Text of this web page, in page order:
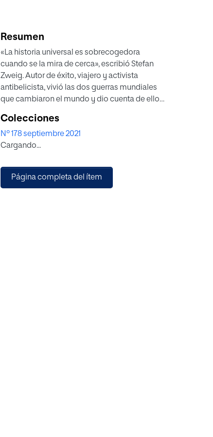
Resumen
«La historia universal es sobrecogedora
cuando se la mira de cerca», escribió Stefan
Zweig. Autor de éxito, viajero y activista
antibelicista, vivió las dos guerras mundiales
que cambiaron el mundo y dio cuenta de ello
editorial Acantilado abarca treinta años de la
vida del escritor. Escritos con espontaneidad,
constituyen un documento esencial para
pensamiento.
Colecciones
Nº 178 septiembre 2021
Cargando...
Página completa del ítem